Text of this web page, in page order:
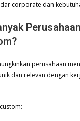
corporate dan
perusahaan
dan relevan dengan